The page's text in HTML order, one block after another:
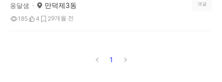
옹달샘 만덕제3동
185 4 29개월 전
댓글
1